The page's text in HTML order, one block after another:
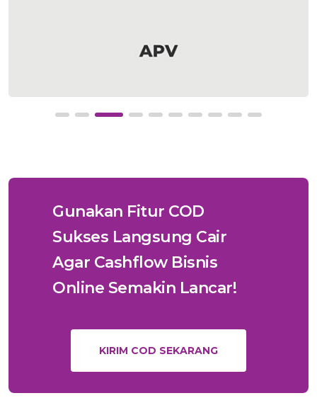
Gunakan Fitur COD
Sukses Langsung Cair
Agar Cashflow Bisnis
Online Semakin Lancar!
KIRIM COD SEKARANG